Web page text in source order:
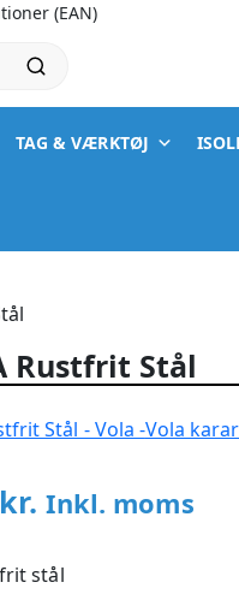
(EAN)
TAG & VÆRKTØJ
Rustfrit Stål
Vola
kr. Inkl. moms
stål